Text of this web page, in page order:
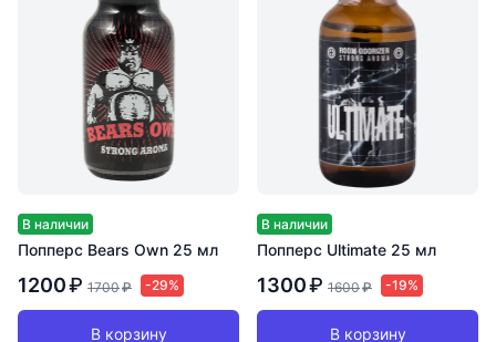
В наличии
Попперс Bears Own 25 мл
1200₽ 1700₽ -29%
В корзину
В наличии
Попперс Ultimate 25 мл
1300₽ 1600₽ -19%
В корзину